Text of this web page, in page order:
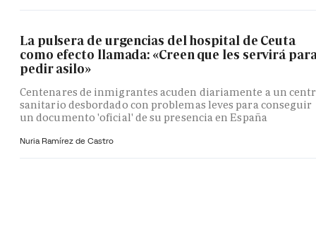
La pulsera de urgencias del hospital de Ceuta
como efecto llamada: «Creen que les servirá
pedir asilo»
Centenares de inmigrantes acuden diariamente a un
sanitario desbordado con problemas leves para conseguir
un documento 'oficial' de su presencia en España
Nuria Ramírez de Castro